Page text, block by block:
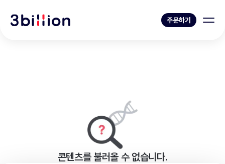
주문하기
콘텐츠를 불러올 수 없습니다.